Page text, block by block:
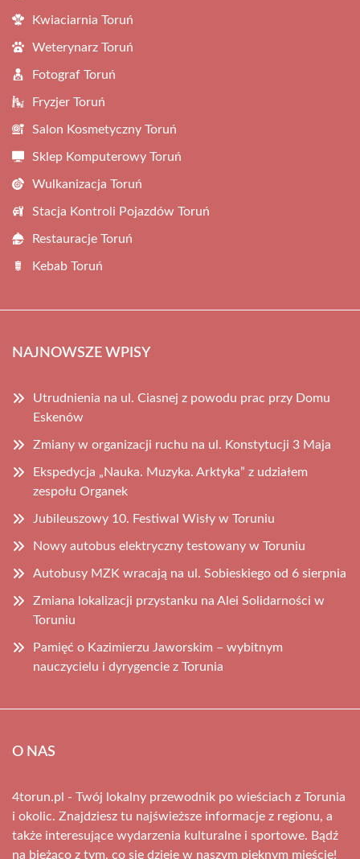
Kwiaciarnia Toruń
Weterynarz Toruń
Fotograf Toruń
Fryzjer Toruń
Salon Kosmetyczny Toruń
Sklep Komputerowy Toruń
Wulkanizacja Toruń
Stacja Kontroli Pojazdów Toruń
Restauracje Toruń
Kebab Toruń
NAJNOWSZE WPISY
Utrudnienia na ul. Ciasnej z powodu prac przy Domu
Eskenów
Zmiany w organizacji ruchu na ul. Konstytucji 3 Maja
Ekspedycja „Nauka. Muzyka. Arktyka” z udziałem
zespołu Organek
Jubileuszowy 10. Festiwal Wisły w Toruniu
Nowy autobus elektryczny testowany w Toruniu
Autobusy MZK wracają na ul. Sobieskiego od 6 sierpnia
Zmiana lokalizacji przystanku na Alei Solidarności w
Toruniu
Pamięć o Kazimierzu Jaworskim – wybitnym
nauczycielu i dyrygencie z Torunia
O NAS
4torun.pl - Twój lokalny przewodnik po wieściach z Torunia
i okolic. Znajdziesz tu najświeższe informacje z regionu, a
także interesujące wydarzenia kulturalne i sportowe. Bądź
na bieżąco z tym, co się dzieje w naszym pięknym mieście!